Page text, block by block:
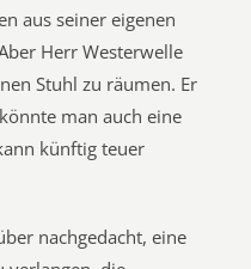
aus seiner eigenen
Herr Westerwelle
Stuhl zu räumen. Er
man auch eine
künftig teuer
nachgedacht, eine